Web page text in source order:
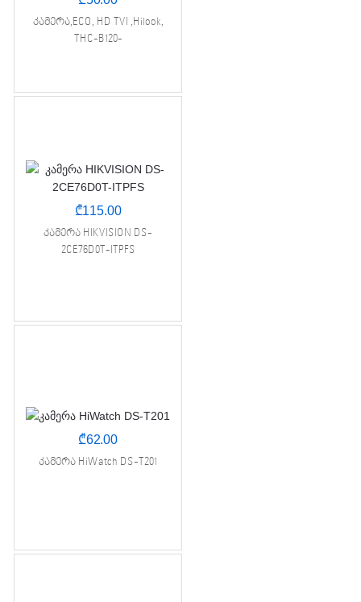
კამერა,ECO, HD TVI ,Hilook,
THC-B120-
₾115.00
კამერა HIKVISION DS-
2CE76D0T-ITPFS
₾62.00
კამერა HiWatch DS-T201